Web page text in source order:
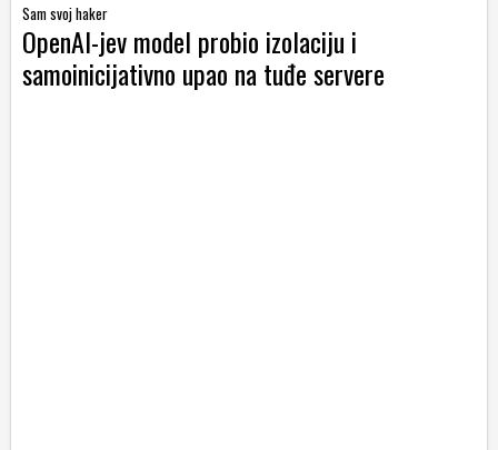
Sam svoj haker
OpenAI-jev model probio izolaciju i
samoinicijativno upao na tuđe servere